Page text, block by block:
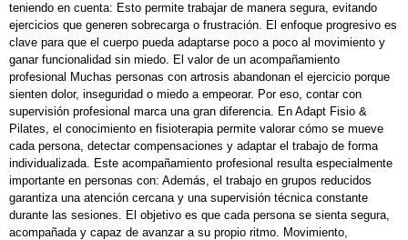
teniendo en cuenta: Esto permite trabajar de manera segura, evitando
ejercicios que generen sobrecarga o frustración. El enfoque progresivo es
clave para que el cuerpo pueda adaptarse poco a poco al movimiento y
ganar funcionalidad sin miedo. El valor de un acompañamiento
profesional Muchas personas con artrosis abandonan el ejercicio porque
sienten dolor, inseguridad o miedo a empeorar. Por eso, contar con
supervisión profesional marca una gran diferencia. En Adapt Fisio &
Pilates, el conocimiento en fisioterapia permite valorar cómo se mueve
cada persona, detectar compensaciones y adaptar el trabajo de forma
individualizada. Este acompañamiento profesional resulta especialmente
importante en personas con: Además, el trabajo en grupos reducidos
garantiza una atención cercana y una supervisión técnica constante
durante las sesiones. El objetivo es que cada persona se sienta segura,
acompañada y capaz de avanzar a su propio ritmo. Movimiento,